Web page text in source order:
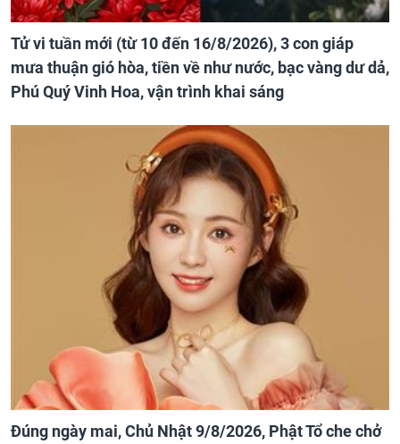
Tử vi tuần mới (từ 10 đến 16/8/2026), 3 con giáp
mưa thuận gió hòa, tiền về như nước, bạc vàng dư dả,
Phú Quý Vinh Hoa, vận trình khai sáng
Đúng ngày mai, Chủ Nhật 9/8/2026, Phật Tổ che chở